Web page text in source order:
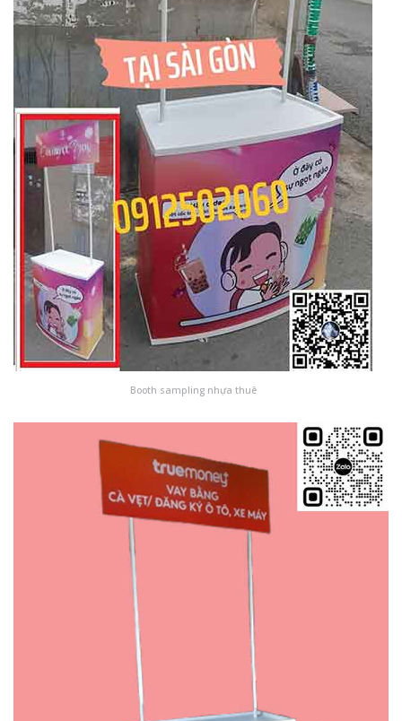
Booth sampling nhựa thuê